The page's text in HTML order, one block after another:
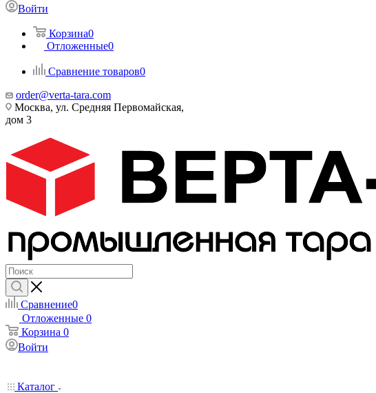
Войти
Корзина0
Отложенные0
Сравнение товаров0
order@verta-tara.com
Москва, ул. Средняя Первомайская,
дом 3
Сравнение0
Отложенные 0
Корзина 0
Войти
Каталог